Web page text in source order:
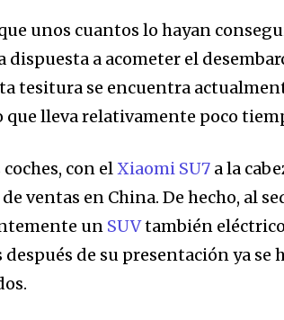
de
y sé parte
solo escribe tu dirección de
y no enviaremos correo basura a tu
con nosotros.
unos cuantos lo hayan
dispuesta a acometer el
tesitura se encuentra
que lleva relativamente poco
coches, con elXiaomi SU7 a la
ventas en China. De hecho, al
un SUVtambién
después de su presentación ya